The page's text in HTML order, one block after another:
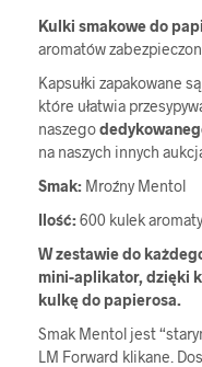
Kulki smakowe do
aromatów
Kapsułki zapakowane
które ułatwia
naszego
na naszych innych
Smak: Mroźny Mentol
Ilość:600 kulek
W zestawie do
mini-aplikator, dzięki
kulkę do papierosa.
Smak Mentol jest
LM Forward klikane.